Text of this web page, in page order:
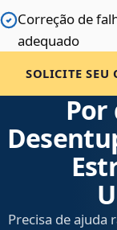
Correção de
adequado
SOLICITE SEU
Precisa de ajuda